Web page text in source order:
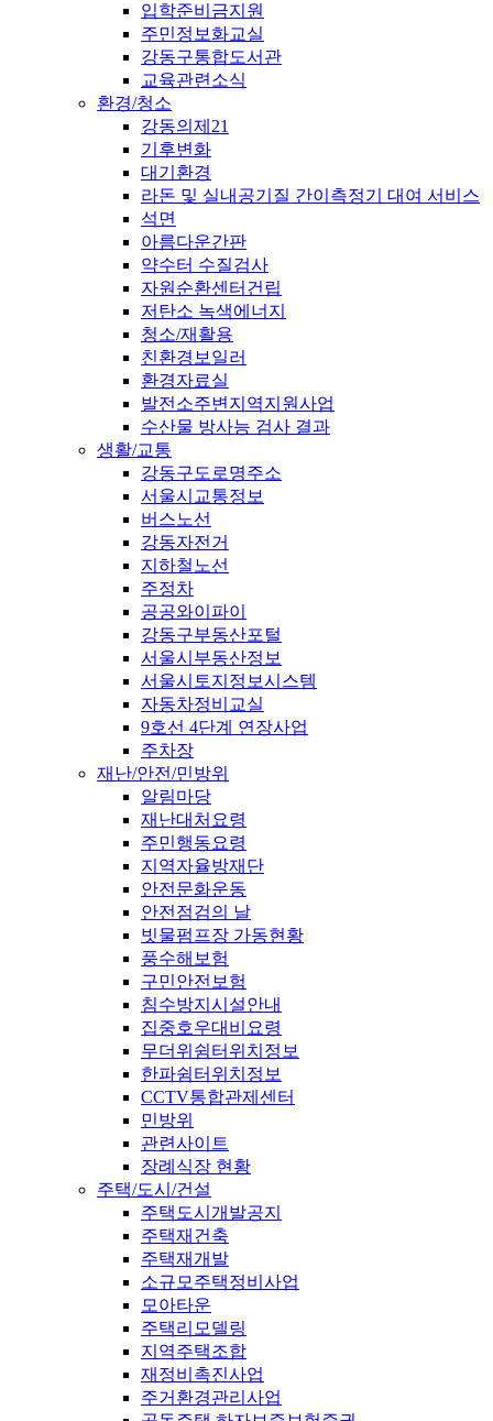
입학준비금지원
주민정보화교실
강동구통합도서관
교육관련소식
환경/청소
강동의제21
기후변화
대기환경
라돈 및 실내공기질 간이측정기 대여 서비스
석면
아름다운간판
약수터 수질검사
자원순환센터건립
저탄소 녹색에너지
청소/재활용
친환경보일러
환경자료실
발전소주변지역지원사업
수산물 방사능 검사 결과
생활/교통
강동구도로명주소
서울시교통정보
버스노선
강동자전거
지하철노선
주정차
공공와이파이
강동구부동산포털
서울시부동산정보
서울시토지정보시스템
자동차정비교실
9호선 4단계 연장사업
주차장
재난/안전/민방위
알림마당
재난대처요령
주민행동요령
지역자율방재단
안전문화운동
안전점검의 날
빗물펌프장 가동현황
풍수해보험
구민안전보험
침수방지시설안내
집중호우대비요령
무더위쉼터위치정보
한파쉼터위치정보
CCTV통합관제센터
민방위
관련사이트
장례식장 현황
주택/도시/건설
주택도시개발공지
주택재건축
주택재개발
소규모주택정비사업
모아타운
주택리모델링
지역주택조합
재정비촉진사업
주거환경관리사업